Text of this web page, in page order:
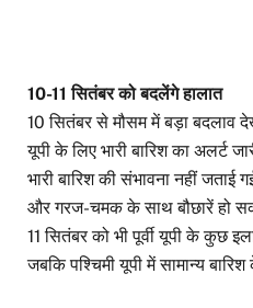
10-11 सितंबर को बदलेंगे हालात
10 सितंबर से मौसम में बड़ा बदलाव
यूपी के लिए भारी बारिश का अलर्ट
भारी बारिश की संभावना नहीं
और गरज-चमक के साथ बौछारें हो
11 सितंबर को भी पूर्वी यूपी के कुछ
जबकि पश्चिमी यूपी में सामान्य